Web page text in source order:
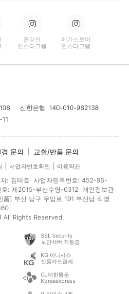
온라인
인스타그램
메가스토어
인스타그램
신한은행 140-010-982138
문의 교환/반품 문의
사업자번호확인 이용약관
: 김태효 사업자등록번호: 452-86-
: 제2015-부산수영-0312 개인정보관
] 부산 남구 우암로 191 부산남 직영
All Rights Reserved.
SSL Security
보안서버 작동중
KG 이니시스
신용카드결제
CJ대한통운
Koreaexpress